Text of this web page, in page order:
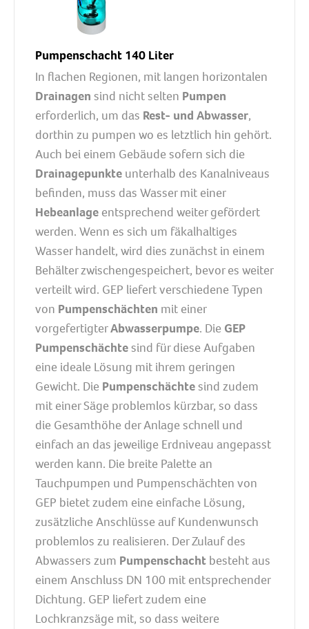
Pumpenschacht 140 Liter
In flachen Regionen, mit langen horizontalen
Drainagen sind nicht selten Pumpen
erforderlich, um das Rest- und Abwasser,
dorthin zu pumpen wo es letztlich hin gehört.
Auch bei einem Gebäude sofern sich die
Drainagepunkte unterhalb des Kanalniveaus
befinden, muss das Wasser mit einer
Hebeanlage entsprechend weiter gefördert
werden. Wenn es sich um fäkalhaltiges
Wasser handelt, wird dies zunächst in einem
Behälter zwischengespeichert, bevor es weiter
verteilt wird. GEP liefert verschiedene Typen
von Pumpenschächten mit einer
vorgefertigterAbwasserpumpe. Die GEP
Pumpenschächtesind für diese Aufgaben
eine ideale Lösung mit ihrem geringen
Gewicht. Die Pumpenschächtesind zudem
mit einer Säge problemlos kürzbar, so dass
die Gesamthöhe der Anlage schnell und
einfach an das jeweilige Erdniveau angepasst
werden kann. Die breite Palette an
Tauchpumpen und Pumpenschächten von
GEP bietet zudem eine einfache Lösung,
zusätzliche Anschlüsse auf Kundenwunsch
problemlos zu realisieren. Der Zulauf des
Abwassers zum Pumpenschacht besteht aus
einem Anschluss DN 100 mit entsprechender
Dichtung. GEP liefert zudem eine
Lochkranzsäge mit, so dass weitere